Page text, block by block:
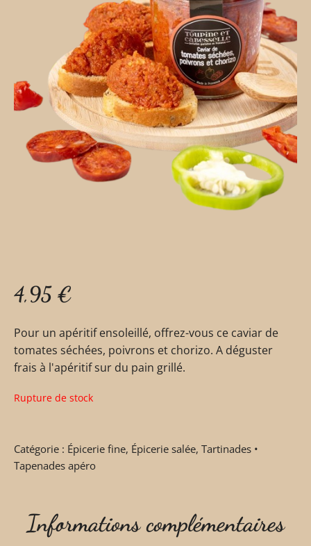
4,95 €
Pour un apéritif ensoleillé, offrez-vous ce caviar de
tomates séchées, poivrons et chorizo. A déguster
frais à l'apéritif sur du pain grillé.
Rupture de stock
Catégorie : Épicerie fine, Épicerie salée, Tartinades •
Tapenades apéro
Informations complémentaires